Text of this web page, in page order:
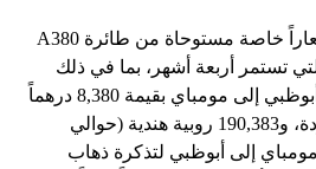
وتقدم الاتحاد للطيران أسعاراً خاصة مستوحاة من طائرة A380
تستمر أربعة أشهر، بما في ذلك
أسعار الدرجة الأولى من أبوظبي إلى مومباي بقيمة 8,380 درهماً
إماراتياً لتذكرة ذهاب وعودة، و190,383 روبية هندية (حوالي
من مومباي إلى أبوظبي لتذكرة ذهاب